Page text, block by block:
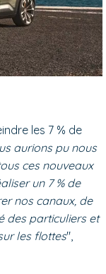
les 7 % de
aurions pu nous
ces nouveaux
un 7 % de
nos canaux, de
des particuliers et
les flottes",